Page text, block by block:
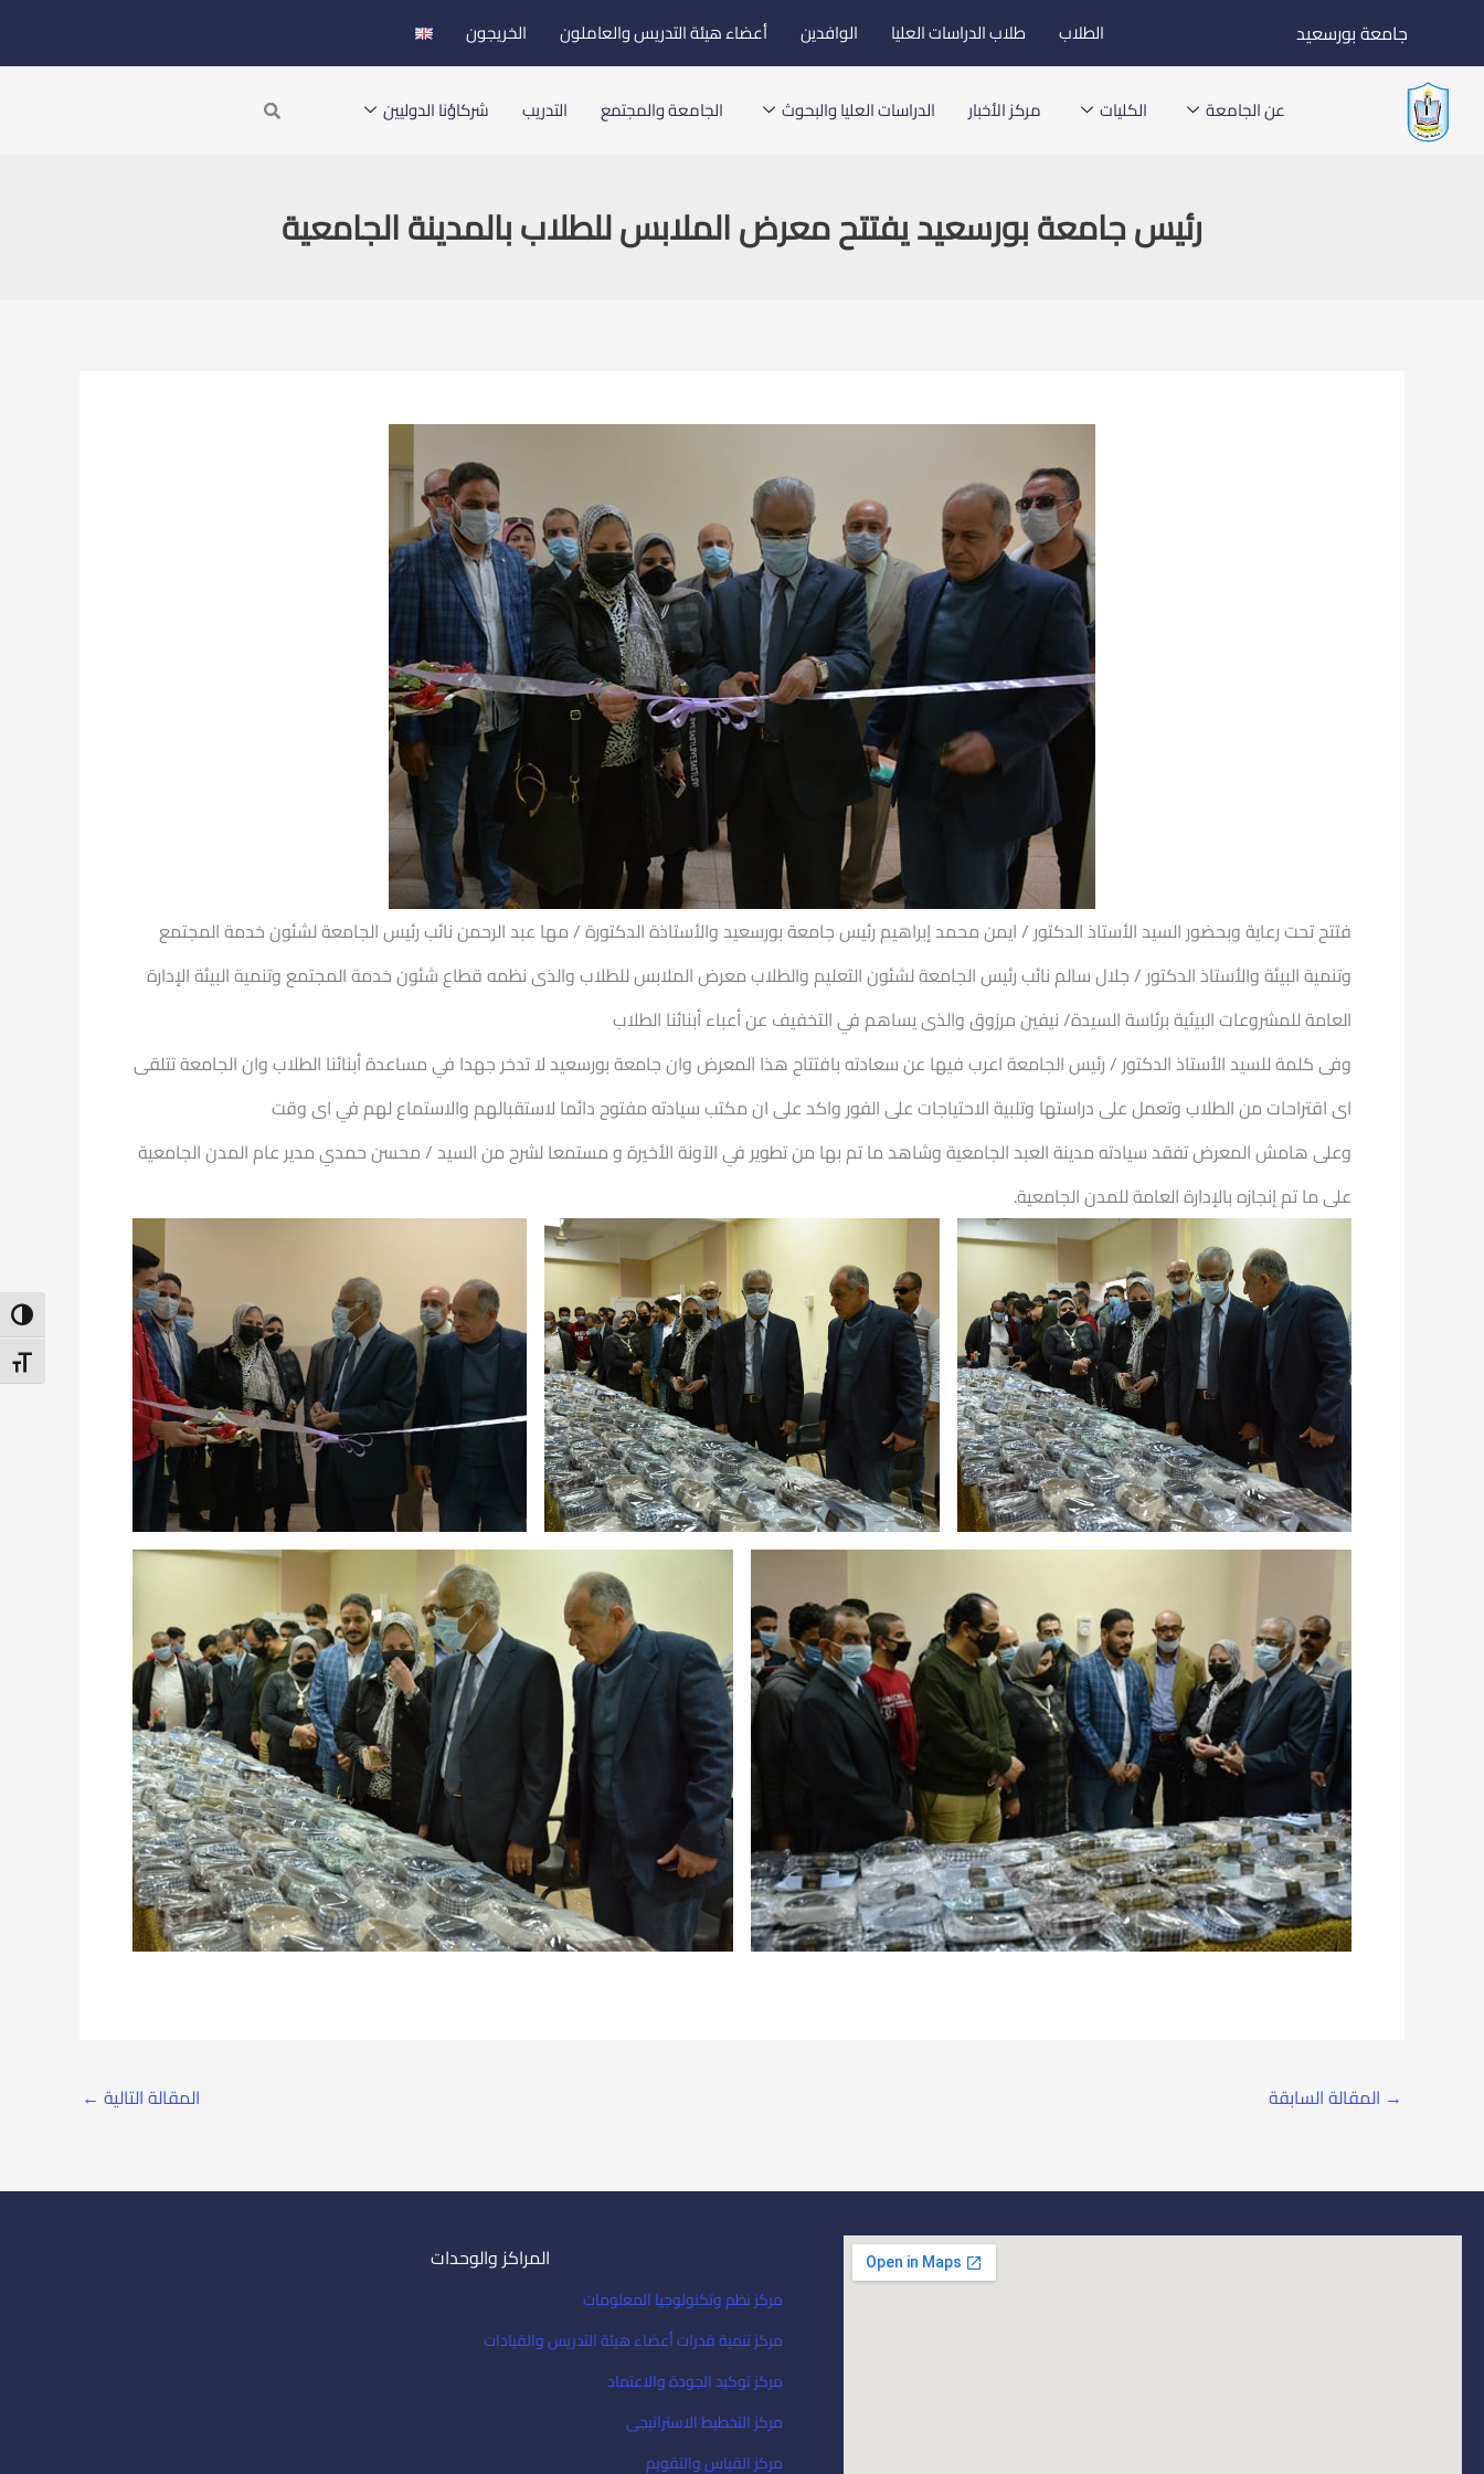
إلى
المحتوى
جامعة بورسعيد الطلاب طلاب الدراسات العليا الوافدين أعضاء هيئة التدريس والعاملون الخريجون
عن الجامعة الكليات مركز الأخبار الدراسات العليا والبحوث الجامعة والمجتمع التدريب شركاؤنا الدوليين Search
رئيس جامعة بورسعيد يفتتح معرض الملابس للطلاب بالمدينة الجامعية
فتتح تحت رعاية وبحضور السيد الأستاذ الدكتور / ايمن محمد إبراهيم رئيس جامعة بورسعيد والأستاذة الدكتورة / مها عبد الرحمن نائب رئيس الجامعة لشئون خدمة المجتمع
وتنمية البيئة والأستاذ الدكتور / جلال سالم نائب رئيس الجامعة لشئون التعليم والطلاب معرض الملابس للطلاب والذى نظمه قطاع شئون خدمة المجتمع وتنمية البيئة الإدارة
العامة للمشروعات البيئية برئاسة السيدة/ نيفين مرزوق والذى يساهم في التخفيف عن أعباء أبنائنا الطلاب
وفى كلمة للسيد الأستاذ الدكتور / رئيس الجامعة اعرب فيها عن سعادته بافتتاح هذا المعرض وان جامعة بورسعيد لا تدخر جهدا في مساعدة أبنائنا الطلاب وان الجامعة تتلقى
اى اقتراحات من الطلاب وتعمل على دراستها وتلبية الاحتياجات على الفور واكد على ان مكتب سيادته مفتوح دائما لاستقبالهم والاستماع لهم في اى وقت
وعلى هامش المعرض تفقد سيادته مدينة العبد الجامعية وشاهد ما تم بها من تطوير في الآونة الأخيرة و مستمعا لشرح من السيد / محسن حمدي مدير عام المدن الجامعية
على ما تم إنجازه بالإدارة العامة للمدن الجامعية.
→ المقالة السابقة المقالة التالية ←
المراكز والوحدات
مركز نظم وتكنولوجيا المعلومات
مركز تنمية قدرات أعضاء هيئة التدريس والقيادات
مركز توكيد الجودة والاعتماد
مركز التخطيط الاستراتيجى
مركز القياس والتقويم